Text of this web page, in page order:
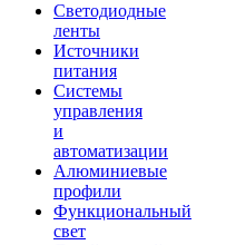
Светодиодные
ленты
Источники
питания
Системы
управления
и
автоматизации
Алюминиевые
профили
Функциональный
свет